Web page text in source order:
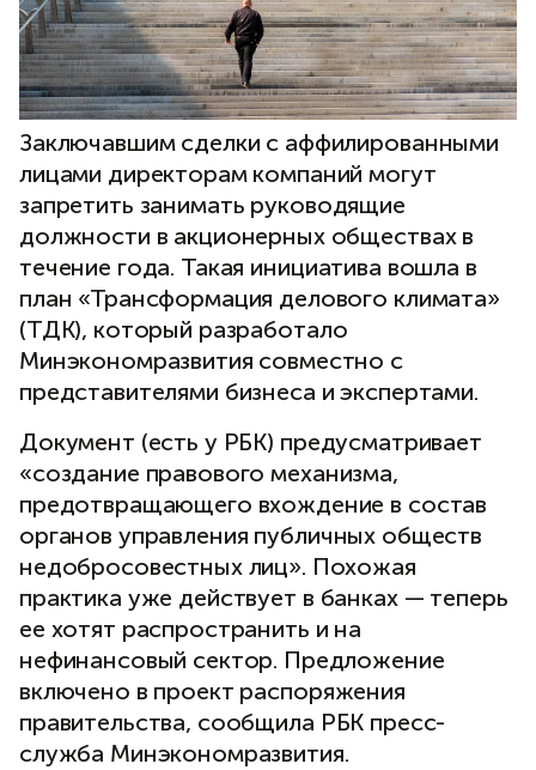
Заключавшим сделки с аффилированными
лицами директорам компаний могут
запретить занимать руководящие
должности в акционерных обществах в
течение года. Такая инициатива вошла в
план «Трансформация делового климата»
(ТДК), который разработало
Минэкономразвития совместно с
представителями бизнеса и экспертами.
Документ (есть у РБК) предусматривает
«создание правового механизма,
предотвращающего вхождение в состав
органов управления публичных обществ
недобросовестных лиц». Похожая
практика уже действует в банках — теперь
ее хотят распространить и на
нефинансовый сектор. Предложение
включено в проект распоряжения
правительства, сообщила РБК пресс-
служба Минэкономразвития.